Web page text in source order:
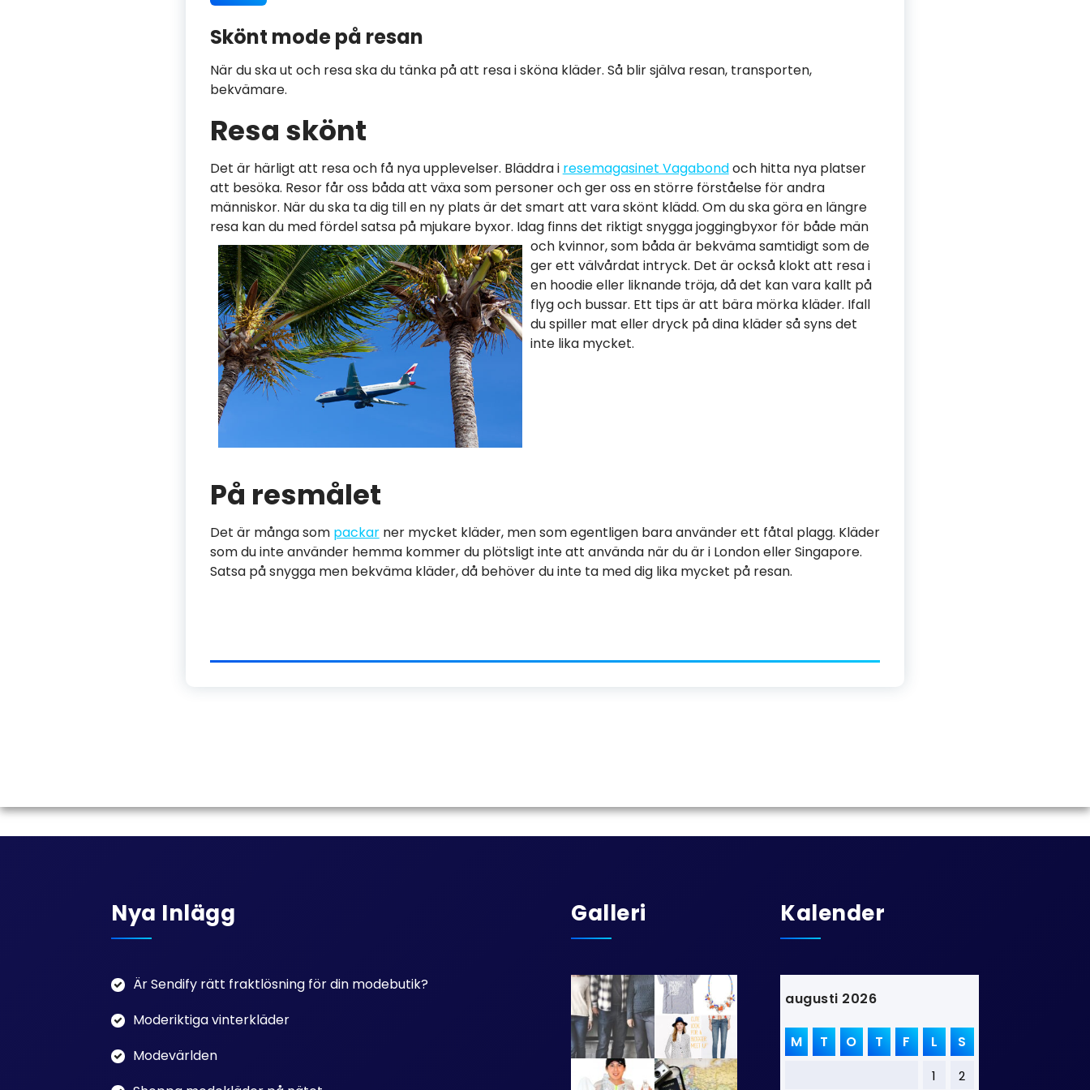
Skönt mode på resan
När du ska ut och resa ska du tänka på att resa i sköna kläder. Så blir själva resan, transporten,
bekvämare.
Resa skönt
Det är härligt att resa och få nya upplevelser. Bläddra i resemagasinet Vagabondoch hitta nya platser
att besöka. Resor får oss båda att växa som personer och ger oss en större förståelse för andra
människor. När du ska ta dig till en ny plats är det smart att vara skönt klädd. Om du ska göra en längre
resa kan du med fördel satsa på mjukare byxor. Idag finns det riktigt snygga joggingbyxor för både män
och kvinnor, som båda är bekväma samtidigt som de
ger ett välvårdat intryck. Det är också klokt att resa i
en hoodie eller liknande tröja, då det kan vara kallt på
flyg och bussar. Ett tips är att bära mörka kläder. Ifall
du spiller mat eller dryck på dina kläder så syns det
inte lika mycket.
På resmålet
Det är många som packarner mycket kläder, men som egentligen bara använder ett fåtal plagg. Kläder
som du inte använder hemma kommer du plötsligt inte att använda när du är i London eller Singapore.
Satsa på snygga men bekväma kläder, då behöver du inte ta med dig lika mycket på resan.
Nya Inlägg
Är Sendify rätt fraktlösning för din modebutik?
Moderiktiga vinterkläder
Modevärlden
Galleri Kalender
augusti 2026
M T O T F L S
1 2